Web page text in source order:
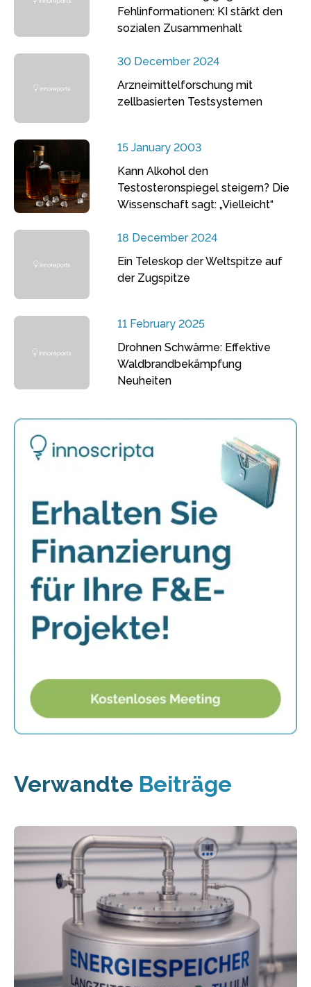
Fehlinformationen: KI stärkt den
sozialen Zusammenhalt
30 December 2024
Arzneimittelforschung mit
zellbasierten Testsystemen
15 January 2003
Kann Alkohol den
Testosteronspiegel steigern? Die
Wissenschaft sagt: „Vielleicht“
18 December 2024
Ein Teleskop der Weltspitze auf
der Zugspitze
11 February 2025
Drohnen Schwärme: Effektive
Waldbrandbekämpfung
Neuheiten
Verwandte Beiträge